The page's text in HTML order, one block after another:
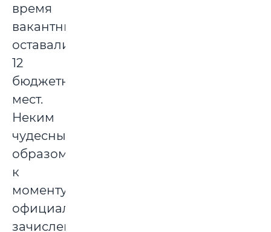
время
вакантными
оставались
12
бюджетных
мест.
Неким
чудесным
образом
к
моменту
официального
зачисления